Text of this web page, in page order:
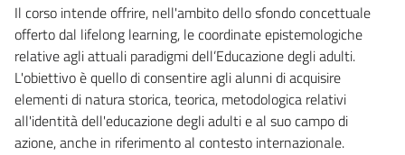
Il corso intende offrire, nell'ambito dello sfondo concettuale
offerto dal lifelong learning, le coordinate epistemologiche
relative agli attuali paradigmi dell’Educazione degli adulti.
L'obiettivo è quello di consentire agli alunni di acquisire
elementi di natura storica, teorica, metodologica relativi
all'identità dell'educazione degli adulti e al suo campo di
azione, anche in riferimento al contesto internazionale.